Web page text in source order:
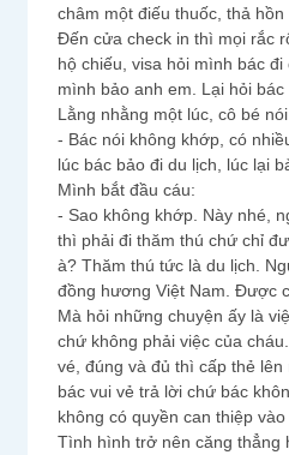
châm một điếu thuốc, thả hồn
Đến cửa check in thì mọi rắc
hộ chiếu, visa hỏi mình bác
mình bảo anh em. Lại hỏi
Lằng nhằng một lúc, cô bé
- Bác nói không khớp, có
lúc bác bảo đi du lịch, lúc lại
Mình bắt đầu cáu:
- Sao không khớp. Này nhé,
thì phải đi thăm thú chứ chỉ
à? Thăm thú tức là du lịch.
đồng hương Việt Nam. Được
Mà hỏi những chuyện ấy là
chứ không phải việc của
vé, đúng và đủ thì cấp thẻ
bác vui vẻ trả lời chứ bác
không có quyền can thiệp
Tình hình trở nên căng thẳng